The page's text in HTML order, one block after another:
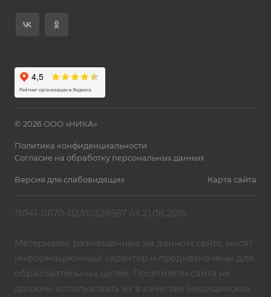
© 2026 ООО «НИКА»
Политика конфиденциальности
Согласие на обработку персональных данных
Версия для слабовидящих Карта сайта
Л041-01170-02/00328587 от 21.08.2015
Материалы, размещенные на данном сайте, носят
информационный характер и предназначены для
образовательных целей. Посетители сайта не
должны использовать их в качестве медицинских